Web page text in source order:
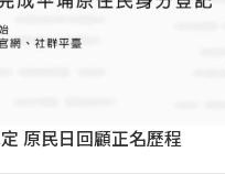
原民日回顧正名歷程